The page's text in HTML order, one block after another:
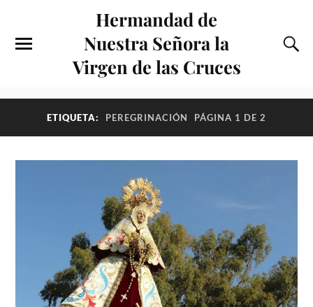
Hermandad de
Nuestra Señora la
Virgen de las Cruces
ETIQUETA: PEREGRINACIÓN PÁGINA 1 DE 2